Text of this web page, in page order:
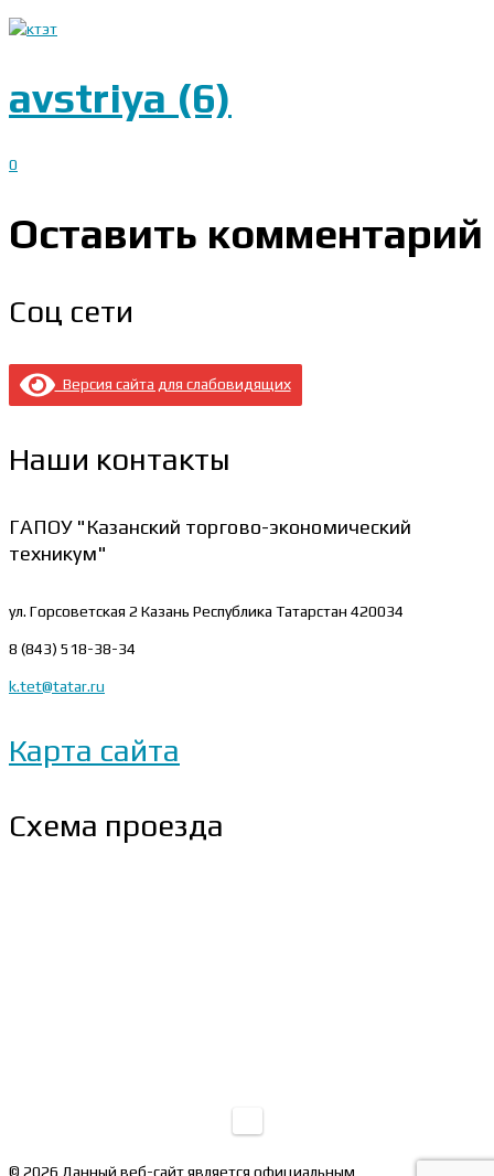
avstriya (6)
0
Оставить комментарий
Соц сети
Версия сайта для слабовидящих
Наши контакты
ГАПОУ "Казанский торгово-экономический
техникум"
ул. Горсоветская 2 Казань Республика Татарстан 420034
8 (843) 518-38-34
k.tet@tatar.ru
Карта сайта
Схема проезда
© 2026 Данный веб-сайт является официальным